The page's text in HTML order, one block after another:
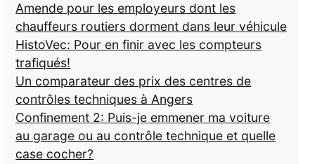
Amende pour les employeurs dont les
chauffeurs routiers dorment dans leur véhicule
HistoVec: Pour en finir avec les compteurs
trafiqués!
Un comparateur des prix des centres de
contrôles techniques à Angers
Confinement 2: Puis-je emmener ma voiture
au garage ou au contrôle technique et quelle
case cocher?